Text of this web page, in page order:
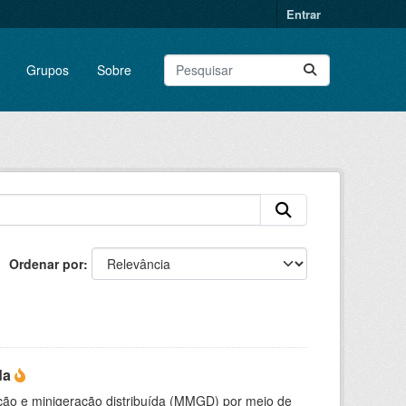
Entrar
Grupos Sobre
Ordenar por
e minigeração distribuída (MMGD) por meio de